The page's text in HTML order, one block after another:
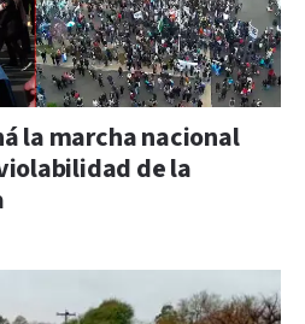
la marcha nacional
de la